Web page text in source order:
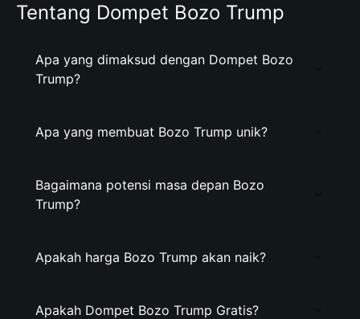
Tentang Dompet Bozo Trump
Apa yang dimaksud dengan Dompet Bozo
Trump?
Apa yang membuat Bozo Trump unik?
Bagaimana potensi masa depan Bozo
Trump?
Apakah harga Bozo Trump akan naik?
Apakah Dompet Bozo Trump Gratis?